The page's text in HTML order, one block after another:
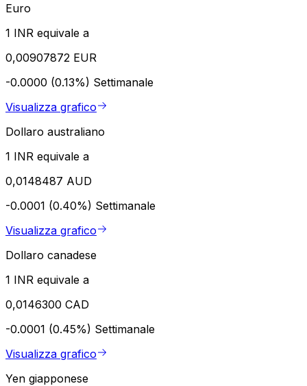
Euro
1 INR equivale a
0,00907872 EUR
-0.0000 (0.13%) Settimanale
Visualizza grafico
Dollaro australiano
1 INR equivale a
0,0148487 AUD
-0.0001 (0.40%) Settimanale
Visualizza grafico
Dollaro canadese
1 INR equivale a
0,0146300 CAD
-0.0001 (0.45%) Settimanale
Visualizza grafico
Yen giapponese